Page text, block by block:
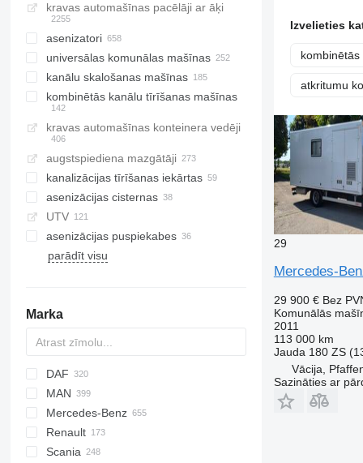
kravas automašīnas pacēlāji ar āķi
asenizatori
universālas komunālas mašīnas
kanālu skalošanas mašīnas
kombinētās kanālu tīrīšanas mašīnas
kravas automašīnas konteinera vedēji
augstspiediena mazgātāji
kanalizācijas tīrīšanas iekārtas
asenizācijas cisternas
UTV
asenizācijas puspiekabes
parādīt visu
Marka
M-series
200 - series
BU
CityCat
BPO
DAF
AS
CF
LF
XB
Eagle
Elite
DFL
S-series
Cargo
Ranger
Transit
T series
Auman
BJ
53
C series
X series
W-series
G-series
HW
Ranger
HMF
C
P-series
EX-series
L-series
W-series
Daily
EuroCargo
Eurotech
Magirus
4300
7400
WorkStar
ELF
Forward
M-Series
NPR
N-Series
M-series
X-series
SDR
F-series
MIC
Defender
MAN
F8
L2000
LE
PN
Mercedes-Benz
Actros
Antos
Canter
Canter
M-series
TREMO
Cabstar
NT
320
Boxer
Expert
Porter
TCI
Renault
C-series
Scania
Izvelieties
atkritumu
29
Mercedes-
29 900 € Bez
Komunālās
2011
113 000 km
Jauda 180 ZS
Vācija,
Sazināties ar